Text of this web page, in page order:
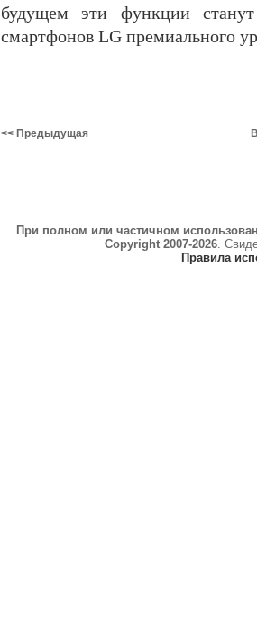
будущем эти функции
смартфонов LG премиального
<< Предыдущая
При полном или частичном
Copyright 2007-2026.
Правила